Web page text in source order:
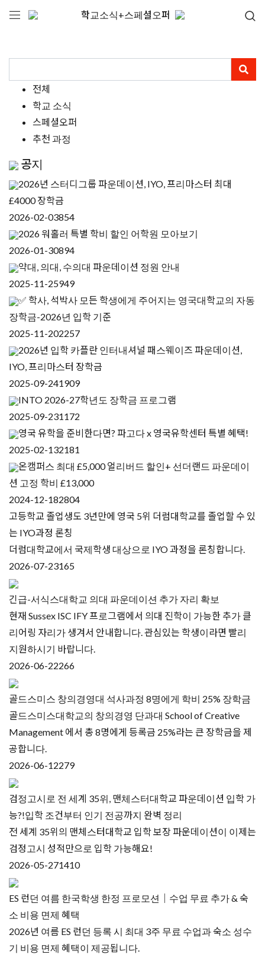
학교소식+스페셜오퍼
전체
학교 소식
스페셜오퍼
추천 과정
공지
2026년 스터디그룹 파운데이션, IYO, 프리마스터 최대
£4000 장학금
2026-02-03854
2026 워홀러 특별 학비 할인 어학원 모아보기
2026-01-30894
약대, 의대, 수의대 파운데이션 정원 안내
2025-11-25949
✅ 학사, 석박사 모든 학생에게 주어지는 영국대학교의 자동
장학금-2026년 입학 기준
2025-11-202257
2026년 입학 카플란 인터내셔널 패스웨이즈 파운데이션,
IYO, 프리마스터 장학금
2025-09-241909
INTO 2026-27학년도 장학금 프로그램
2025-09-231172
영국 유학을 준비한다면? 파고다 x 영국유학센터 특별 혜택!
2025-02-132181
온캠퍼스 최대 £5,000 얼리버드 할인+ 선더랜드 파운데이
션 고정 학비 £13,000
2024-12-182804
고등학교 졸업생도 3년만에 영국 5위 더럼대학교를 졸업할 수 있
는 IYO과정 론칭
더럼대학교에서 국제학생 대상으로 IYO 과정을 론칭합니다.
2026-07-23165
긴급-서식스대학교 의대 파운데이션 추가 자리 확보
현재 Sussex ISC IFY 프로그램에서 의대 진학이 가능한 추가 클
리어링 자리가 생겨서 안내합니다. 관심있는 학생이라면 빨리
지원하시기 바랍니다.
2026-06-22266
골드스미스 창의경영대 석사과정 8명에게 학비 25% 장학금
골드스미스대학교의 창의경영 단과대 School of Creative
Management 에서 총 8명에게 등록금 25%라는 큰 장학금을 제
공합니다.
2026-06-12279
검정고시로 전 세계 35위, 맨체스터대학교 파운데이션 입학 가
능?!입학 조건부터 인기 전공까지 완벽 정리
전 세계 35위의 맨체스터대학교 입학 보장 파운데이션이 이제는
검정고시 성적만으로 입학 가능해요!
2026-05-271410
ES 런던 여름 한국학생 한정 프로모션｜수업 무료 추가 & 숙
소 비용 면제 혜택
2026년 여름 ES 런던 등록 시 최대 3주 무료 수업과 숙소 성수
기 비용 면제 혜택이 제공됩니다.